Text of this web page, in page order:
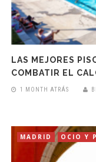
LAS MEJORES
COMBATIR EL
1 MONTH ATRÁS
MADRID OCIO Y